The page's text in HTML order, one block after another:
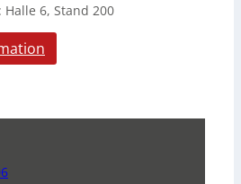
Halle 6, Stand 200